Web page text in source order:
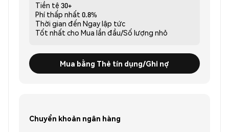
Tiền tệ 30+
Phí thấp nhất 0.8%
Thời gian đến Ngay lập tức
Tốt nhất cho Mua lần đầu/Số lượng nhỏ
Mua bằng Thẻ tín dụng/Ghi nợ
Chuyển khoản ngân hàng